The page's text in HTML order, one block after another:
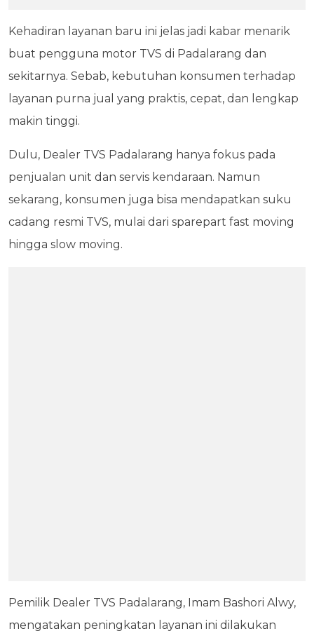
Kehadiran layanan baru ini jelas jadi kabar menarik
buat pengguna motor TVS di Padalarang dan
sekitarnya. Sebab, kebutuhan konsumen terhadap
layanan purna jual yang praktis, cepat, dan lengkap
makin tinggi.
Dulu, Dealer TVS Padalarang hanya fokus pada
penjualan unit dan servis kendaraan. Namun
sekarang, konsumen juga bisa mendapatkan suku
cadang resmi TVS, mulai dari sparepart fast moving
hingga slow moving.
Pemilik Dealer TVS Padalarang, Imam Bashori Alwy,
mengatakan peningkatan layanan ini dilakukan